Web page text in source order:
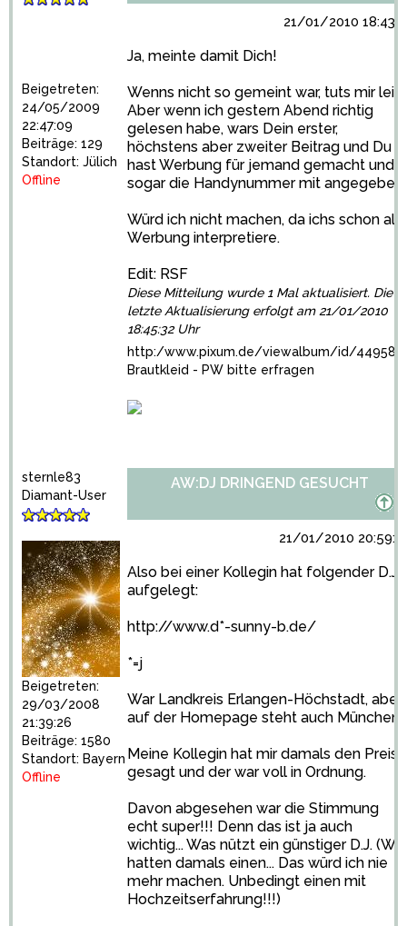
Beigetreten:
24/05/2009
22:47:09
Beiträge: 129
Standort: Jülich
Offline
21/01/2010
Ja, meinte damit Dich!
Wenns nicht so gemeint war, tuts mir leid.
Aber wenn ich gestern Abend richtig
gelesen habe, wars Dein erster,
höchstens aber zweiter Beitrag und Du
hast Werbung für jemand gemacht und
sogar die Handynummer mit angegeben.
Würd ich nicht machen, da ichs schon als
Werbung interpretiere.
Edit: RSF
Diese Mitteilung wurde 1 Mal aktualisiert. Die
letzte Aktualisierung erfolgt am 21/01/2010
18:45:32 Uhr
http:/www.pixum.de/viewalbum/id/
Brautkleid - PW bitte erfragen
sternle83
Diamant-User
Beigetreten:
29/03/2008
21:39:26
Beiträge: 1580
Standort: Bayern
Offline
AW:DJ DRINGEND GESUCHT
21/01/2010
Also bei einer Kollegin hat folgender D.J.
aufgelegt:
http://www.d*-sunny-b.de/
*=j
War Landkreis Erlangen-Höchstadt, aber
auf der Homepage steht auch München.
Meine Kollegin hat mir damals den Preis
gesagt und der war voll in Ordnung.
Davon abgesehen war die Stimmung
echt super!!! Denn das ist ja auch
wichtig... Was nützt ein günstiger D.J. (Wir
hatten damals einen... Das würd ich nie
mehr machen. Unbedingt einen mit
Hochzeitserfahrung!!!)